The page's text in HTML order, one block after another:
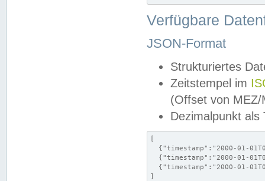
Verfügbare
JSON-Format
Strukturiertes
Zeitstempel im
(Offset von MEZ/
Dezimalpunkt als
[
{"timestamp":"2000-01-
{"timestamp":"2000-01-
{"timestamp":"2000-01-
]